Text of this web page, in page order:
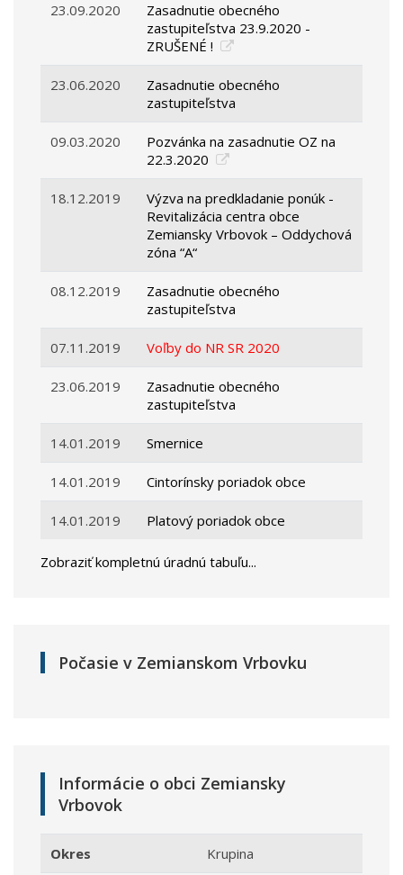
23.09.2020
Zasadnutie obecného
zastupiteľstva 23.9.2020 -
ZRUŠENÉ !
23.06.2020
Zasadnutie obecného
zastupiteľstva
09.03.2020
Pozvánka na zasadnutie OZ na
22.3.2020
18.12.2019
Výzva na predkladanie ponúk -
Revitalizácia centra obce
Zemiansky Vrbovok – Oddychová
zóna “A“
08.12.2019
Zasadnutie obecného
zastupiteľstva
07.11.2019 Voľby do NR SR 2020
23.06.2019
Zasadnutie obecného
zastupiteľstva
14.01.2019 Smernice
14.01.2019 Cintorínsky poriadok obce
14.01.2019 Platový poriadok obce
Zobraziť kompletnú úradnú tabuľu...
Počasie v Zemianskom Vrbovku
Informácie o obci Zemiansky
Vrbovok
Okres Krupina